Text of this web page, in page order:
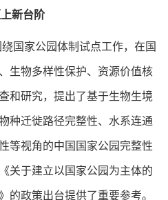
新台阶
国家公园体制试点工作，在国
生物多样性保护、资源价值核
和研究，提出了基于生物生境
种迁徙路径完整性、水系连通
等视角的中国国家公园完整性
关于建立以国家公园为主体的
的政策出台提供了重要参考。